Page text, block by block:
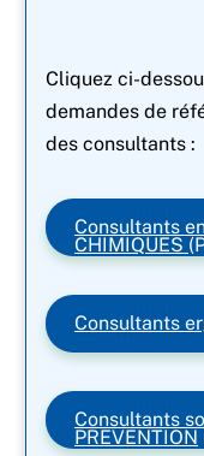
Cliquez ci-
demandes de
des consultants :
Consultants
CHIMIQUES
Consultants
Consultants
PREVENTION